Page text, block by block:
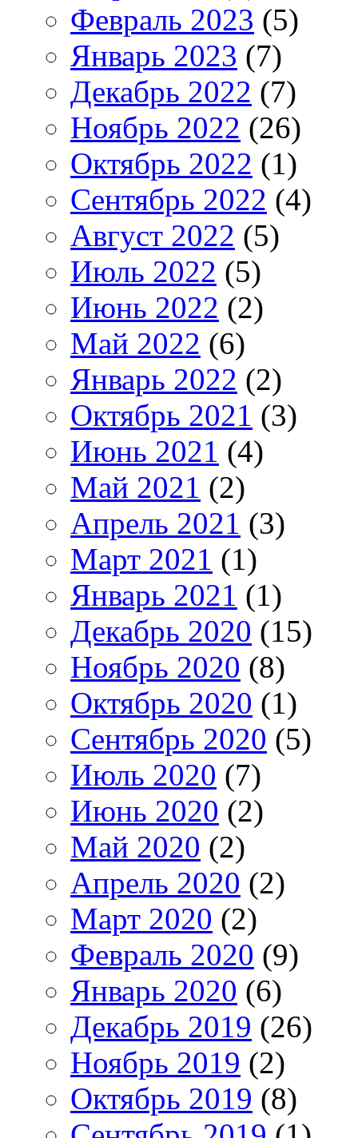
Февраль 2023 (5)
Январь 2023 (7)
Декабрь 2022 (7)
Ноябрь 2022 (26)
Октябрь 2022 (1)
Сентябрь 2022 (4)
Август 2022 (5)
Июль 2022 (5)
Июнь 2022 (2)
Май 2022 (6)
Январь 2022 (2)
Октябрь 2021 (3)
Июнь 2021 (4)
Май 2021 (2)
Апрель 2021 (3)
Март 2021 (1)
Январь 2021 (1)
Декабрь 2020 (15)
Ноябрь 2020 (8)
Октябрь 2020 (1)
Сентябрь 2020 (5)
Июль 2020 (7)
Июнь 2020 (2)
Май 2020 (2)
Апрель 2020 (2)
Март 2020 (2)
Февраль 2020 (9)
Январь 2020 (6)
Декабрь 2019 (26)
Ноябрь 2019 (2)
Октябрь 2019 (8)